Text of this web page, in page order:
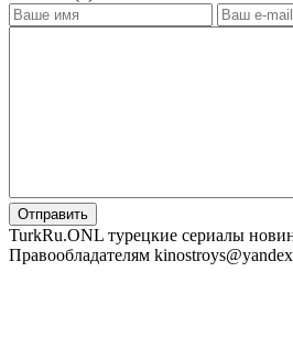
Отправить
TurkRu.ONL турецкие сериалы
Правообладателям